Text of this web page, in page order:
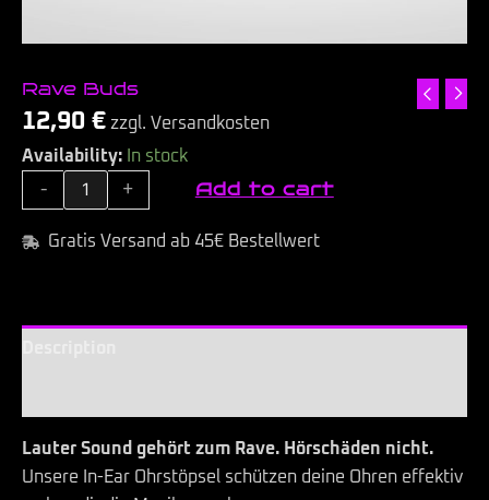
Rave Buds
12,90 € zzgl. Versandkosten
Availability: In stock
- + Add to cart
Gratis Versand ab 45€ Bestellwert
Lauter Sound gehört zum Rave. Hörschäden nicht.
Unsere In-Ear Ohrstöpsel schützen deine Ohren effektiv